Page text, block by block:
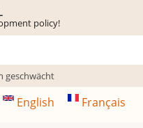
policy!
geschwächt
English Français